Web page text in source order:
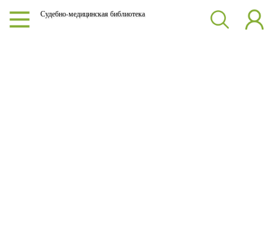
Судебно-медицинская библиотека